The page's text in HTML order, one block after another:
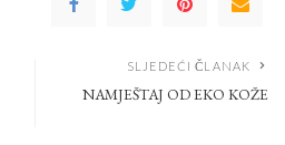
SLJEDEĆI ČLANAK
NAMJEŠTAJ OD EKO KOŽE